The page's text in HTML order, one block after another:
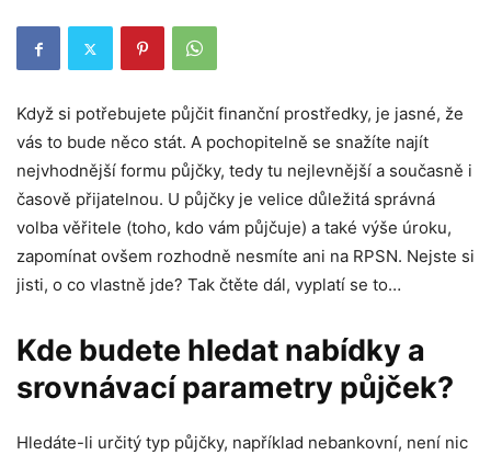
Když si potřebujete půjčit finanční prostředky, je jasné, že
vás to bude něco stát. A pochopitelně se snažíte najít
nejvhodnější formu půjčky, tedy tu nejlevnější a současně i
časově přijatelnou. U půjčky je velice důležitá správná
volba věřitele (toho, kdo vám půjčuje) a také výše úroku,
zapomínat ovšem rozhodně nesmíte ani na RPSN. Nejste si
jisti, o co vlastně jde? Tak čtěte dál, vyplatí se to…
Kde budete hledat nabídky a
srovnávací parametry půjček?
Hledáte-li určitý typ půjčky, například nebankovní, není nic